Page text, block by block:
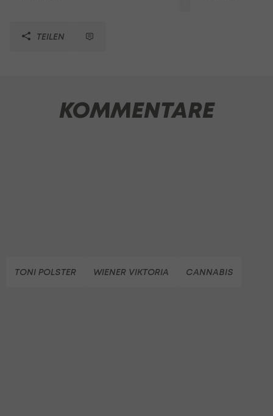
TEILEN
KOMMENTARE
TONI POLSTER WIENER VIKTORIA CANNABIS